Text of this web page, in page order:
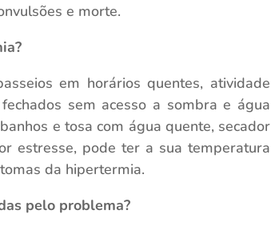
e morte.
em horários quentes, atividade
sem acesso a sombra e água
e tosa com água quente, secador
estresse, pode ter a sua temperatura
da hipertermia.
pelo problema?